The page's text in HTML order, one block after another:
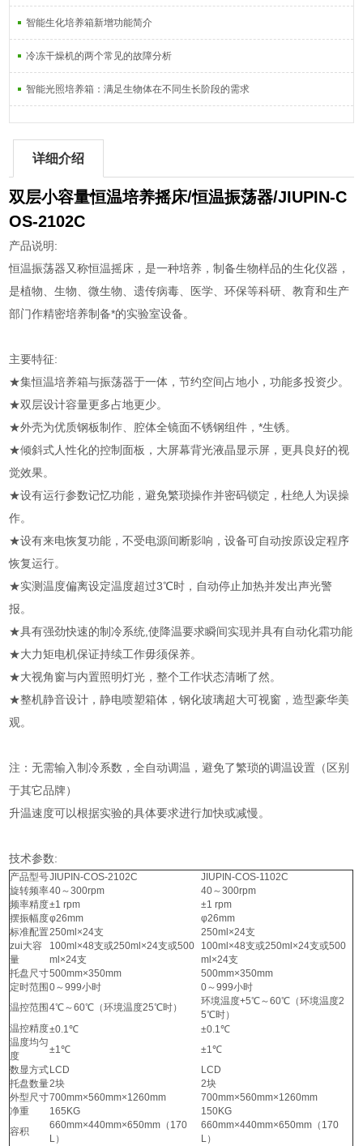
智能生化培养箱新增功能简介
冷冻干燥机的两个常见的故障分析
智能光照培养箱：满足生物体在不同生长阶段的需求
详细介绍
双层小容量恒温培养摇床/恒温振荡器/JIUPIN-C
OS-2102C
产品说明:
恒温振荡器又称恒温摇床，是一种培养，制备生物样品的生化仪器，
是植物、生物、微生物、遗传病毒、医学、环保等科研、教育和生产
部门作精密培养制备*的实验室设备。
主要特征:
★集恒温培养箱与振荡器于一体，节约空间占地小，功能多投资少。
★双层设计容量更多占地更少。
★外壳为优质钢板制作、腔体全镜面不锈钢组件，*生锈。
★倾斜式人性化的控制面板，大屏幕背光液晶显示屏，更具良好的视
觉效果。
★设有运行参数记忆功能，避免繁琐操作并密码锁定，杜绝人为误操
作。
★设有来电恢复功能，不受电源间断影响，设备可自动按原设定程序
恢复运行。
★实测温度偏离设定温度超过3℃时，自动停止加热并发出声光警
报。
★具有强劲快速的制冷系统,使降温要求瞬间实现并具有自动化霜功能
★大力矩电机保证持续工作毋须保养。
★大视角窗与内置照明灯光，整个工作状态清晰了然。
★整机静音设计，静电喷塑箱体，钢化玻璃超大可视窗，造型豪华美
观。
注：无需输入制冷系数，全自动调温，避免了繁琐的调温设置（区别
于其它品牌）
升温速度可以根据实验的具体要求进行加快或减慢。
技术参数:
产品型号JIUPIN-COS-2102C
JIUPIN-COS-1102C
旋转频率40～300rpm
40～300rpm
频率精度±1 rpm
±1 rpm
摆振幅度φ26mm
φ26mm
标准配置250ml×24支
250ml×24支
zui大容
量
100ml×48支或250ml×24支或500
ml×24支
100ml×48支或250ml×24支或500
ml×24支
托盘尺寸500mm×350mm
500mm×350mm
定时范围 0～999小时
0～999小时
温控范围 4℃～60℃（环境温度25℃时）
环境温度+5℃～60℃（环境温度2
5℃时）
温控精度±0.1℃
±0.1℃
温度均匀
度
±1℃
±1℃
数显方式 LCD
LCD
托盘数量2块
2块
外型尺寸700mm×560mm×1260mm
700mm×560mm×1260mm
净重
165KG
150KG
容积
660mm×440mm×650mm（170
L）
660mm×440mm×650mm（170
L）